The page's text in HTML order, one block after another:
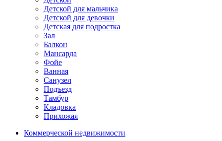
Детской для мальчика
Детской для девочки
Детская для подростка
Зал
Балкон
Мансарда
Фойе
Ванная
Санузел
Подъезд
Тамбур
Кладовка
Прихожая
Коммерческой недвижимости